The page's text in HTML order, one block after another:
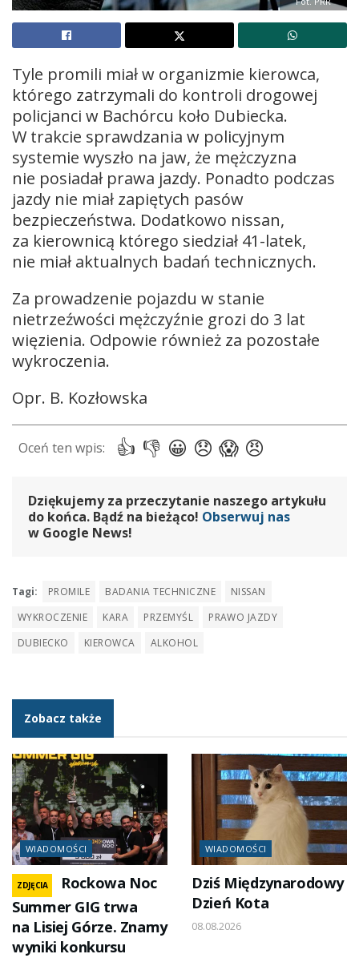
Tyle promili miał w organizmie kierowca,
którego zatrzymali do kontroli drogowej
policjanci w Bachórcu koło Dubiecka.
W trakcie sprawdzania w policyjnym
systemie wyszło na jaw, że mężczyzna
nie posiadał prawa jazdy. Ponadto podczas
jazdy nie miał zapiętych pasów
bezpieczeństwa. Dodatkowo nissan,
za kierownicą którego siedział 41-latek,
nie miał aktualnych badań technicznych.
Za prowadzenie pojazdu w stanie
nietrzeźwości mężczyźnie grozi do 3 lat
więzienia. Odpowie również za pozostałe
wykroczenia.
Opr. B. Kozłowska
Dziękujemy za przeczytanie naszego artykułu
do końca. Bądź na bieżąco! Obserwuj nas
w Google News!
Tagi: PROMILE BADANIA TECHNICZNE
NISSAN
WYKROCZENIE
KARA PRZEMYŚL
PRAWO JAZDY
DUBIECKO
KIEROWCA ALKOHOL
Zobacz także
WIADOMOŚCI
ZDJĘCIA
Rockowa Noc
Summer GIG trwa
na Lisiej Górze. Znamy
wyniki konkursu
WIADOMOŚCI
Dziś Międzynarodowy
Dzień Kota
08.08.2026